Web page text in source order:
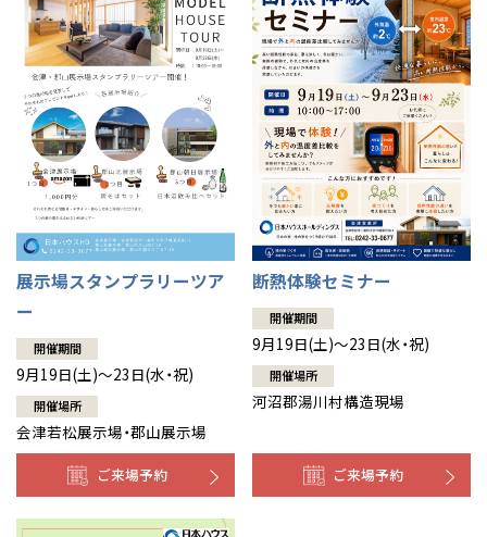
展示場スタンプラリーツア
ー
開催期間
9月19日(土)～23日(水・祝)
開催場所
会津若松展示場・郡山展示場
ご来場予約
断熱体験セミナー
開催期間
9月19日(土)～23日(水・祝)
開催場所
河沼郡湯川村構造現場
ご来場予約